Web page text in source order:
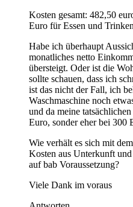
Kosten gesamt: 482,50
Euro für Essen und
Habe ich überhaupt
monatliches netto
übersteigt. Oder ist die
sollte schauen, dass ich
ist das nicht der Fall, ich
Waschmaschine noch
und da meine
Euro, sonder eher bei 300
Wie verhält es sich mit
Kosten aus Unterkunft
auf bab Voraussetzung?
Viele Dank im voraus